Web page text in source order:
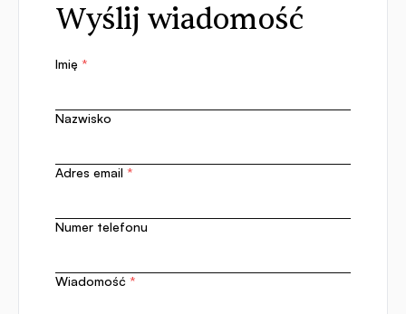
Wyślij wiadomość
Imię *
Nazwisko
Adres email *
Numer telefonu
Wiadomość *